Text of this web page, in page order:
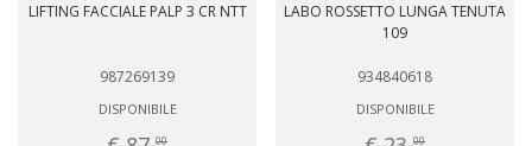
LIFTING FACCIALE PALP 3 CR NTT
987269139
DISPONIBILE
00
LABO ROSSETTO LUNGA TENUTA
109
934840618
DISPONIBILE
00